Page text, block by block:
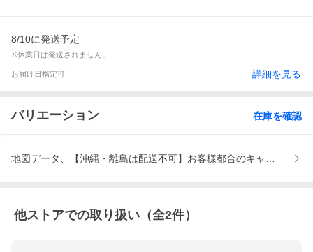
8/10に発送予定
※休業日は発送されません。
お届け日指定可 詳細を見る
バリエーション 在庫を確認
地図データ、【沖縄・離島は配送不可】お客様都合のキャンセルと
他ストアでの取り扱い（全2件）